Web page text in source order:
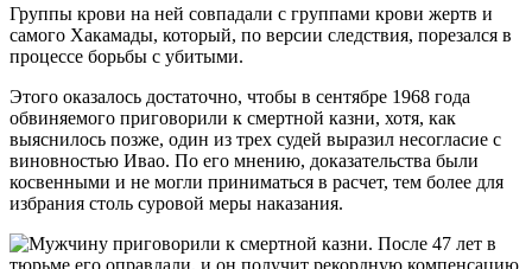
Группы крови на ней совпадали с группами крови жертв и
самого Хакамады, который, по версии следствия, порезался в
процессе борьбы с убитыми.
Этого оказалось достаточно, чтобы в сентябре 1968 года
обвиняемого приговорили к смертной казни, хотя, как
выяснилось позже, один из трех судей выразил несогласие с
виновностью Ивао. По его мнению, доказательства были
косвенными и не могли приниматься в расчет, тем более для
избрания столь суровой меры наказания.